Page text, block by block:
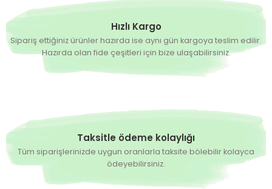
Hızlı Kargo
Sipariş ettiğiniz ürünler hazırda ise aynı gün kargoya teslim edilir.
Hazırda olan fide çeşitleri için bize ulaşabilirsiniz.
Taksitle ödeme kolaylığı
Tüm siparişlerinizde uygun oranlarla taksite bölebilir kolayca
ödeyebilirsiniz.